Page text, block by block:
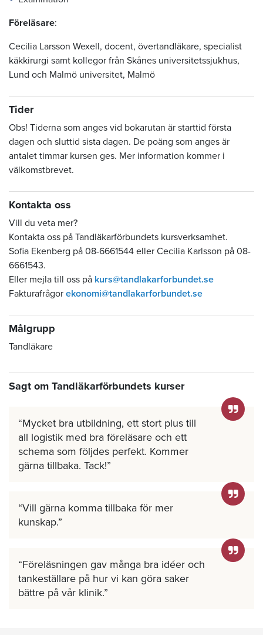
Föreläsare:
Cecilia Larsson Wexell, docent, övertandläkare, specialist
käkkirurgi samt kollegor från Skånes universitetssjukhus,
Lund och Malmö universitet, Malmö
Tider
Obs! Tiderna som anges vid bokarutan är starttid första
dagen och sluttid sista dagen. De poäng som anges är
antalet timmar kursen ges. Mer information kommer i
välkomstbrevet.
Kontakta oss
Vill du veta mer?
Kontakta oss på Tandläkarförbundets kursverksamhet.
Sofia Ekenberg på 08-6661544 eller Cecilia Karlsson på 08-
6661543.
Eller mejla till oss på kurs@tandlakarforbundet.se
Fakturafrågor ekonomi@tandlakarforbundet.se
Målgrupp
Tandläkare
Sagt om Tandläkarförbundets kurser
Mycket bra utbildning, ett stort plus till
all logistik med bra föreläsare och ett
schema som följdes perfekt. Kommer
gärna tillbaka. Tack!
Vill gärna komma tillbaka för mer
kunskap.
Föreläsningen gav många bra idéer och
tankeställare på hur vi kan göra saker
bättre på vår klinik.